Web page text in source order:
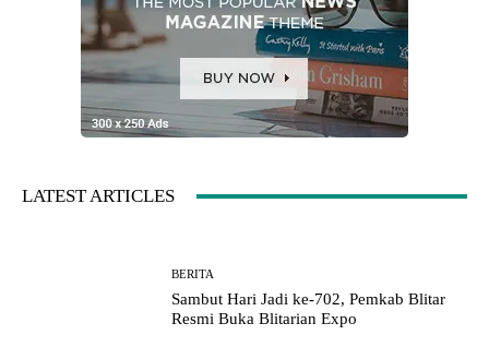
LATEST ARTICLES
BERITA
Sambut Hari Jadi ke-702, Pemkab Blitar
Resmi Buka Blitarian Expo